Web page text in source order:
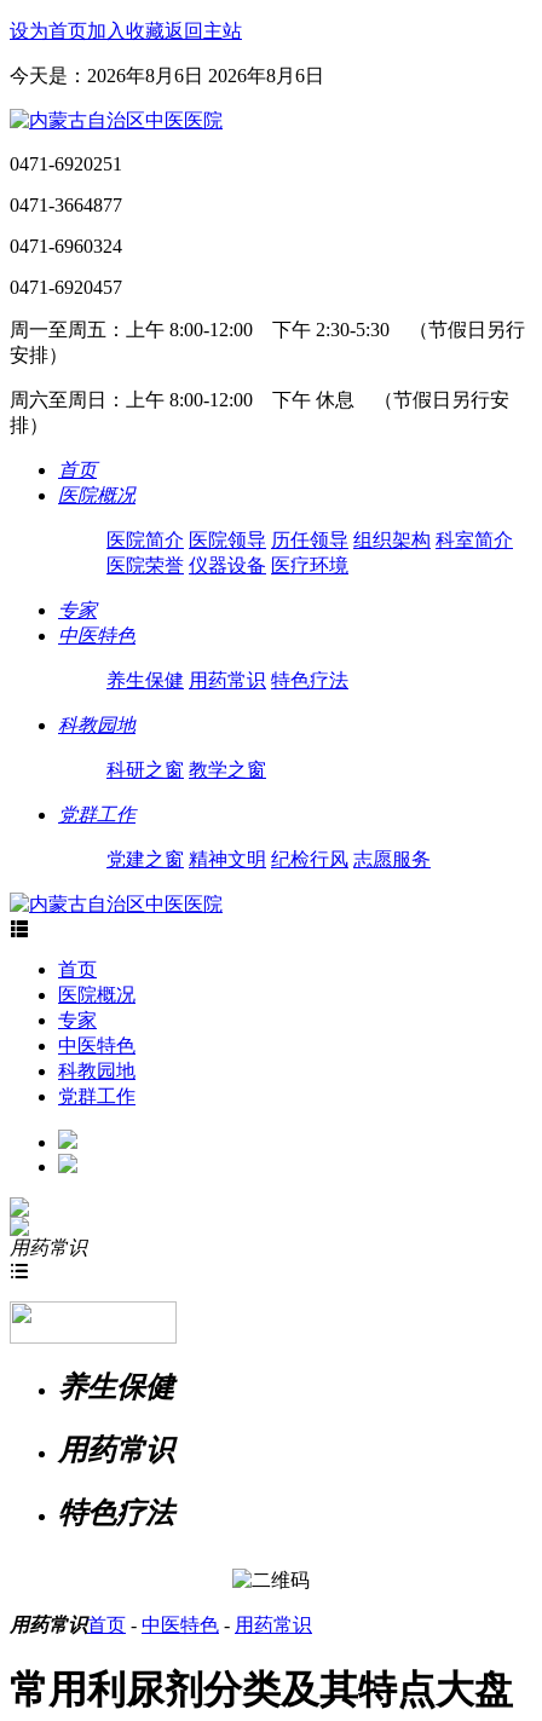
设为首页加入收藏返回主站
今天是：2026年8月6日 2026年8月6日
0471-6920251
0471-3664877
0471-6960324
0471-6920457
周一至周五：上午 8:00-12:00 下午 2:30-5:30 （节假日另行
安排）
周六至周日：上午 8:00-12:00 下午 休息 （节假日另行安
排）
首页
医院概况
医院简介 医院领导 历任领导 组织架构 科室简介
医院荣誉 仪器设备 医疗环境
专家
中医特色
养生保健 用药常识 特色疗法
科教园地
科研之窗 教学之窗
党群工作
党建之窗 精神文明 纪检行风 志愿服务

首页
医院概况
专家
中医特色
科教园地
党群工作
用药常识

养生保健
用药常识
特色疗法
用药常识首页 - 中医特色 - 用药常识
常用利尿剂分类及其特点大盘